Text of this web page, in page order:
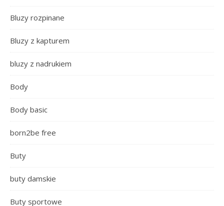
Bluzy rozpinane
Bluzy z kapturem
bluzy z nadrukiem
Body
Body basic
born2be free
Buty
buty damskie
Buty sportowe